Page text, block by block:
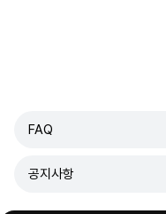
FAQ
공지사항